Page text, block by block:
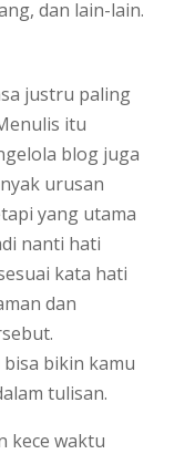
dan lain-lain.
justru paling
itu
blog juga
urusan
yang utama
nanti hati
kata hati
dan
bikin kamu
tulisan.
kece waktu